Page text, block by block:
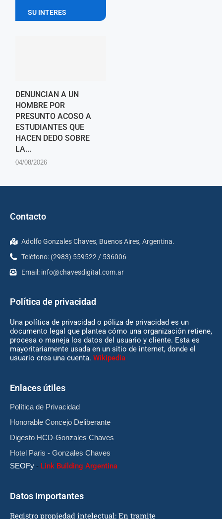
SU INTERES
DENUNCIAN A UN
HOMBRE POR
PRESUNTO ACOSO A
ESTUDIANTES QUE
HACEN DEDO SOBRE
LA...
04/08/2026
Contacto
Adolfo Gonzales Chaves, Buenos Aires, Argentina.
Teléfono: (2983) 559522 / 536006
Email: info@chavesdigital.com.ar
Política de privacidad
Una política de privacidad o póliza de privacidad es un
documento legal que plantea cómo una organización retiene,
procesa o maneja los datos del usuario y cliente. Esta es
mayoritariamente usada en un sitio de internet, donde el
usuario crea una cuenta. Wikipedia
Enlaces útiles
Política de Privacidad
Honorable Concejo Deliberante
Digesto HCD-Gonzales Chaves
Hotel Paris - Gonzales Chaves
SEOFy - Link Building Argentina
Datos Importantes
Registro propiedad intelectual: En tramite